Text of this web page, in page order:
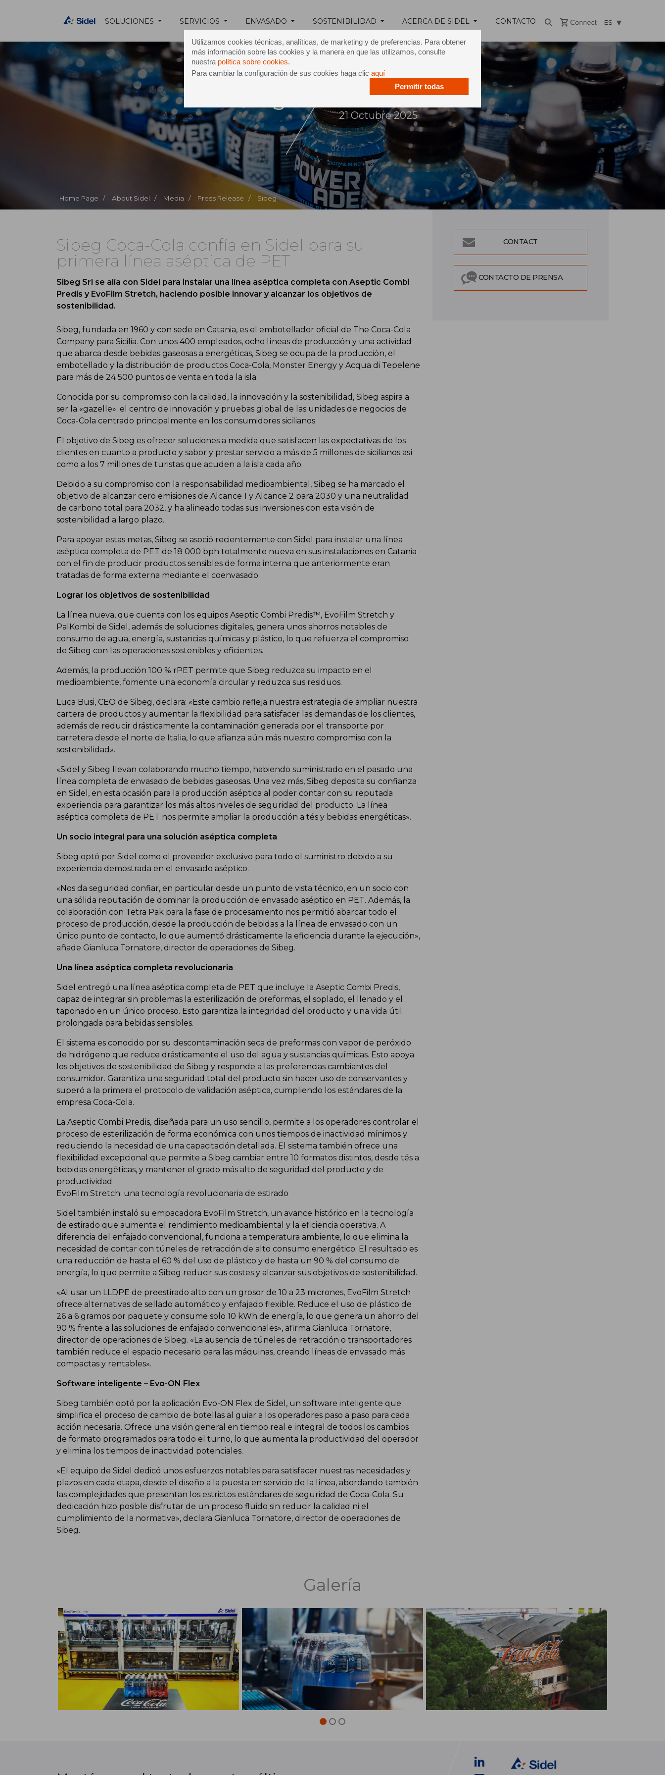
Utilizamos cookies técnicas, analíticas, de marketing y de preferencias. Para obtener
más información sobre las cookies y la manera en que las utilizamos, consulte
nuestra política sobre cookies.
Para cambiar la configuración de sus cookies haga clic aquí
Permitir todas
SOLUCIONES SERVICIOS ENVASADO SOSTENIBILIDAD ACERCA DE SIDEL CONTACTO ES
Home Page / About Sidel / Media / Press Release / Sibeg
21 Octubre 2025
Sibeg Coca-Cola confía en Sidel para su
primera línea aséptica de PET
Sibeg Srl se alía con Sidel para instalar una línea aséptica completa con Aseptic Combi
Predis y EvoFilm Stretch, haciendo posible innovar y alcanzar los objetivos de
sostenibilidad.
Sibeg, fundada en 1960 y con sede en Catania, es el embotellador oficial de The Coca-Cola
Company para Sicilia. Con unos 400 empleados, ocho líneas de producción y una actividad
que abarca desde bebidas gaseosas a energéticas, Sibeg se ocupa de la producción, el
embotellado y la distribución de productos Coca-Cola, Monster Energy y Acqua di Tepelene
para más de 24 500 puntos de venta en toda la isla.
Conocida por su compromiso con la calidad, la innovación y la sostenibilidad, Sibeg aspira a
ser la «gazelle»; el centro de innovación y pruebas global de las unidades de negocios de
Coca-Cola centrado principalmente en los consumidores sicilianos.
El objetivo de Sibeg es ofrecer soluciones a medida que satisfacen las expectativas de los
clientes en cuanto a producto y sabor y prestar servicio a más de 5 millones de sicilianos así
como a los 7 millones de turistas que acuden a la isla cada año.
Debido a su compromiso con la responsabilidad medioambiental, Sibeg se ha marcado el
objetivo de alcanzar cero emisiones de Alcance 1 y Alcance 2 para 2030 y una neutralidad
de carbono total para 2032, y ha alineado todas sus inversiones con esta visión de
sostenibilidad a largo plazo.
Para apoyar estas metas, Sibeg se asoció recientemente con Sidel para instalar una línea
aséptica completa de PET de 18 000 bph totalmente nueva en sus instalaciones en Catania
con el fin de producir productos sensibles de forma interna que anteriormente eran
tratadas de forma externa mediante el coenvasado.
Lograr los objetivos de sostenibilidad
La línea nueva, que cuenta con los equipos Aseptic Combi Predis™, EvoFilm Stretch y
PalKombi de Sidel, además de soluciones digitales, genera unos ahorros notables de
consumo de agua, energía, sustancias químicas y plástico, lo que refuerza el compromiso
de Sibeg con las operaciones sostenibles y eficientes.
Además, la producción 100 % rPET permite que Sibeg reduzca su impacto en el
medioambiente, fomente una economía circular y reduzca sus residuos.
Luca Busi, CEO de Sibeg, declara: «Este cambio refleja nuestra estrategia de ampliar nuestra
cartera de productos y aumentar la flexibilidad para satisfacer las demandas de los clientes,
además de reducir drásticamente la contaminación generada por el transporte por
carretera desde el norte de Italia, lo que afianza aún más nuestro compromiso con la
sostenibilidad».
«Sidel y Sibeg llevan colaborando mucho tiempo, habiendo suministrado en el pasado una
línea completa de envasado de bebidas gaseosas. Una vez más, Sibeg deposita su confianza
en Sidel, en esta ocasión para la producción aséptica al poder contar con su reputada
experiencia para garantizar los más altos niveles de seguridad del producto. La línea
aséptica completa de PET nos permite ampliar la producción a tés y bebidas energéticas».
Un socio integral para una solución aséptica completa
Sibeg optó por Sidel como el proveedor exclusivo para todo el suministro debido a su
experiencia demostrada en el envasado aséptico.
«Nos da seguridad confiar, en particular desde un punto de vista técnico, en un socio con
una sólida reputación de dominar la producción de envasado aséptico en PET. Además, la
colaboración con Tetra Pak para la fase de procesamiento nos permitió abarcar todo el
proceso de producción, desde la producción de bebidas a la línea de envasado con un
único punto de contacto, lo que aumentó drásticamente la eficiencia durante la ejecución»,
añade Gianluca Tornatore, director de operaciones de Sibeg.
Una línea aséptica completa revolucionaria
Sidel entregó una línea aséptica completa de PET que incluye la Aseptic Combi Predis,
capaz de integrar sin problemas la esterilización de preformas, el soplado, el llenado y el
taponado en un único proceso. Esto garantiza la integridad del producto y una vida útil
prolongada para bebidas sensibles.
El sistema es conocido por su descontaminación seca de preformas con vapor de peróxido
de hidrógeno que reduce drásticamente el uso del agua y sustancias químicas. Esto apoya
los objetivos de sostenibilidad de Sibeg y responde a las preferencias cambiantes del
consumidor. Garantiza una seguridad total del producto sin hacer uso de conservantes y
superó a la primera el protocolo de validación aséptica, cumpliendo los estándares de la
empresa Coca-Cola.
La Aseptic Combi Predis, diseñada para un uso sencillo, permite a los operadores controlar el
proceso de esterilización de forma económica con unos tiempos de inactividad mínimos y
reduciendo la necesidad de una capacitación detallada. El sistema también ofrece una
flexibilidad excepcional que permite a Sibeg cambiar entre 10 formatos distintos, desde tés a
bebidas energéticas, y mantener el grado más alto de seguridad del producto y de
productividad.
EvoFilm Stretch: una tecnología revolucionaria de estirado
Sidel también instaló su empacadora EvoFilm Stretch, un avance histórico en la tecnología
de estirado que aumenta el rendimiento medioambiental y la eficiencia operativa. A
diferencia del enfajado convencional, funciona a temperatura ambiente, lo que elimina la
necesidad de contar con túneles de retracción de alto consumo energético. El resultado es
una reducción de hasta el 60 % del uso de plástico y de hasta un 90 % del consumo de
energía, lo que permite a Sibeg reducir sus costes y alcanzar sus objetivos de sostenibilidad.
«Al usar un LLDPE de preestirado alto con un grosor de 10 a 23 micrones, EvoFilm Stretch
ofrece alternativas de sellado automático y enfajado flexible. Reduce el uso de plástico de
26 a 6 gramos por paquete y consume solo 10 kWh de energía, lo que genera un ahorro del
90 % frente a las soluciones de enfajado convencionales», afirma Gianluca Tornatore,
director de operaciones de Sibeg. «La ausencia de túneles de retracción o transportadores
también reduce el espacio necesario para las máquinas, creando líneas de envasado más
compactas y rentables».
Software inteligente – Evo-ON Flex
Sibeg también optó por la aplicación Evo-ON Flex de Sidel, un software inteligente que
simplifica el proceso de cambio de botellas al guiar a los operadores paso a paso para cada
acción necesaria. Ofrece una visión general en tiempo real e integral de todos los cambios
de formato programados para todo el turno, lo que aumenta la productividad del operador
y elimina los tiempos de inactividad potenciales.
«El equipo de Sidel dedicó unos esfuerzos notables para satisfacer nuestras necesidades y
plazos en cada etapa, desde el diseño a la puesta en servicio de la línea, abordando también
las complejidades que presentan los estrictos estándares de seguridad de Coca-Cola. Su
dedicación hizo posible disfrutar de un proceso fluido sin reducir la calidad ni el
cumplimiento de la normativa», declara Gianluca Tornatore, director de operaciones de
Sibeg.
CONTACT
CONTACTO DE PRENSA
Galería